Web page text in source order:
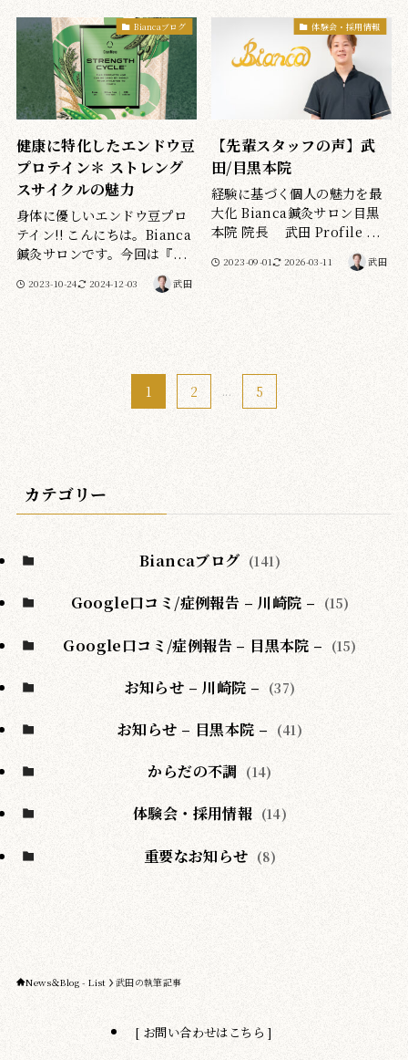
Biancaブログ
健康に特化したエンドウ豆
プロテイン＊ ストレング
スサイクルの魅力
身体に優しいエンドウ豆プロ
テイン!! こんにちは。Bianca
鍼灸サロンです。今回は『...
2023-10-24 2024-12-03 武田
体験会・採用情報
【先輩スタッフの声】武
田/目黒本院
経験に基づく個人の魅力を最
大化 Bianca鍼灸サロン目黒
本院 院長 武田 Profile ...
2023-09-01 2026-03-11 武田
1 2 ... 5
カテゴリー
Biancaブログ (141)
Google口コミ/症例報告 – 川崎院 – (15)
Google口コミ/症例報告 – 目黒本院 – (15)
お知らせ – 川崎院 – (37)
お知らせ – 目黒本院 – (41)
からだの不調 (14)
体験会・採用情報 (14)
重要なお知らせ (8)
News＆Blog - List 武田の執筆記事
[ お問い合わせはこちら ]